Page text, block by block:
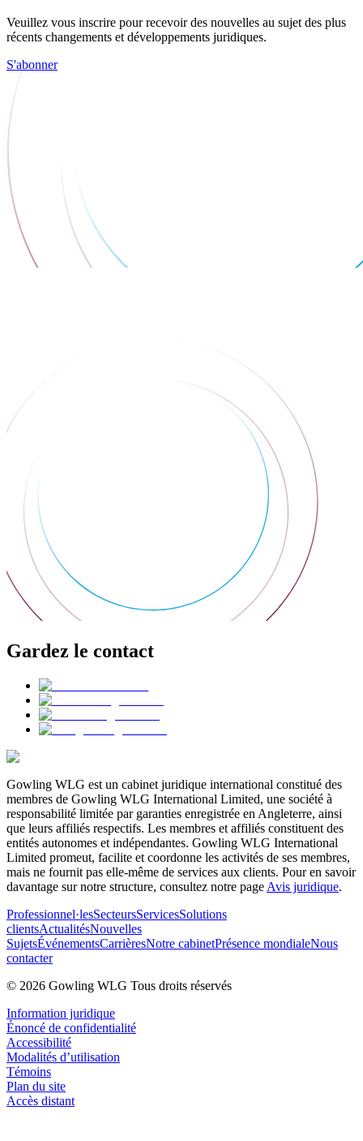
Veuillez vous inscrire pour recevoir des nouvelles au sujet des plus
récents changements et développements juridiques.
S'abonner
Gardez le contact
Gowling WLG est un cabinet juridique international constitué des
membres de Gowling WLG International Limited, une société à
responsabilité limitée par garanties enregistrée en Angleterre, ainsi
que leurs affiliés respectifs. Les membres et affiliés constituent des
entités autonomes et indépendantes. Gowling WLG International
Limited promeut, facilite et coordonne les activités de ses membres,
mais ne fournit pas elle-même de services aux clients. Pour en savoir
davantage sur notre structure, consultez notre page Avis juridique.
Professionnel·lesSecteursServicesSolutions
clientsActualitésNouvelles
SujetsÉvénementsCarrièresNotre cabinetPrésence mondialeNous
contacter
© 2026 Gowling WLG Tous droits réservés
Information juridique
Énoncé de confidentialité
Accessibilité
Modalités d’utilisation
Témoins
Plan du site
Accès distant